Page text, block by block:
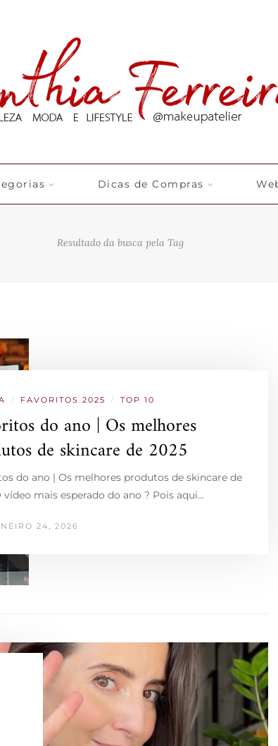
Dicas de Compras
Resultado da busca pela Tag
/ FAVORITOS 2025 / TOP 10
do ano | Os melhores
de skincare de 2025
do ano | Os melhores produtos de skincare de
vídeo mais esperado do ano ? Pois aqui…
24, 2026